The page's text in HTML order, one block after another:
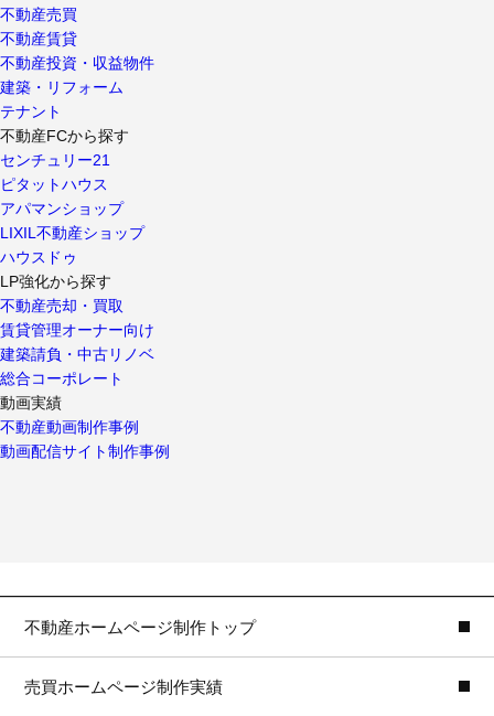
不動産売買
不動産賃貸
不動産投資・収益物件
建築・リフォーム
テナント
不動産FCから探す
センチュリー21
ピタットハウス
アパマンショップ
LIXIL不動産ショップ
ハウスドゥ
LP強化から探す
不動産売却・買取
賃貸管理オーナー向け
建築請負・中古リノベ
総合コーポレート
動画実績
不動産動画制作事例
動画配信サイト制作事例
不動産ホームページ制作トップ
売買ホームページ制作実績